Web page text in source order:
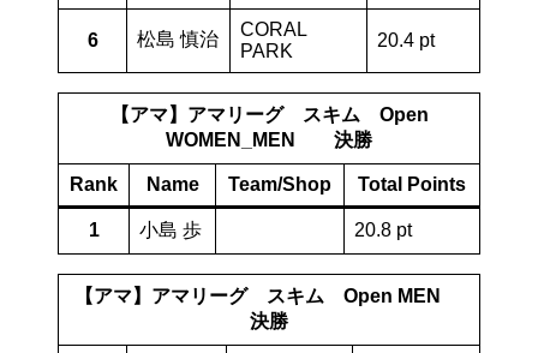
6 松島 慎治
CORAL
PARK
20.4 pt
【アマ】アマリーグ スキム Open
WOMEN_MEN 決勝
Rank Name Team/Shop Total Points
1 小島 歩 20.8 pt
【アマ】アマリーグ スキム Open MEN
決勝